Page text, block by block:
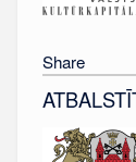
Share